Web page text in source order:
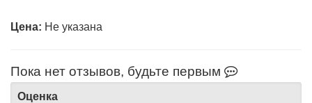
Цена:
Пока нет отзывов, будьте первым
Оценка